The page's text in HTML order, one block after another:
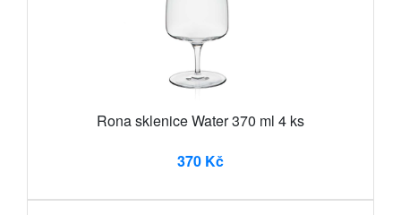
Rona sklenice Water 370 ml 4 ks
370 Kč